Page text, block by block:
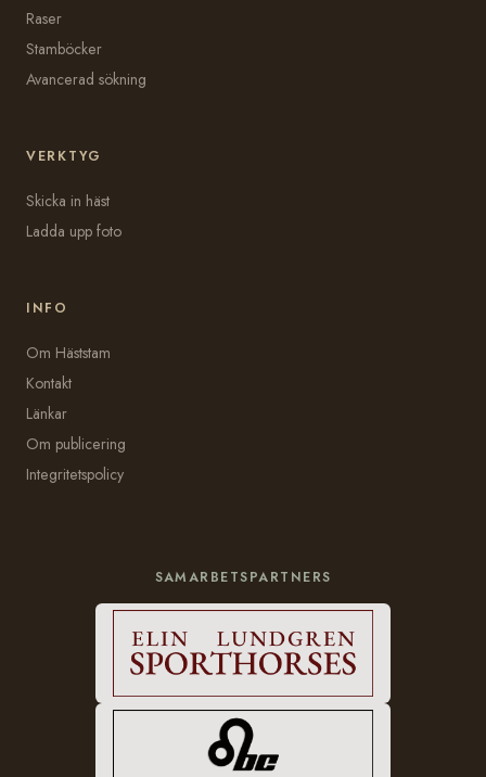
Raser
Stamböcker
Avancerad sökning
VERKTYG
Skicka in häst
Ladda upp foto
INFO
Om Häststam
Kontakt
Länkar
Om publicering
Integritetspolicy
SAMARBETSPARTNERS